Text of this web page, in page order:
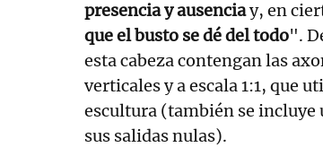
presencia y ausenciay, en
que el busto se dé del todo".
esta cabeza contengan las
verticales y a escala 1:1, que
escultura (también se incluye
sus salidas nulas).